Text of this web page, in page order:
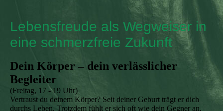
Lebensfreude als Wegweiser in
eine schmerzfreie Zukunft
Dein Körper – dein verlässlicher
Begleiter
(Freitag, 17 - 19 Uhr)
Vertraust du deinem Körper? Seit deiner Geburt trägt er dich
durchs Leben. Trotzdem fühlt er sich oft wie dein Gegner an.